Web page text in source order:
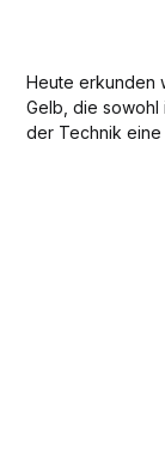
Heute erkunden
Gelb, die sowohl
der Technik